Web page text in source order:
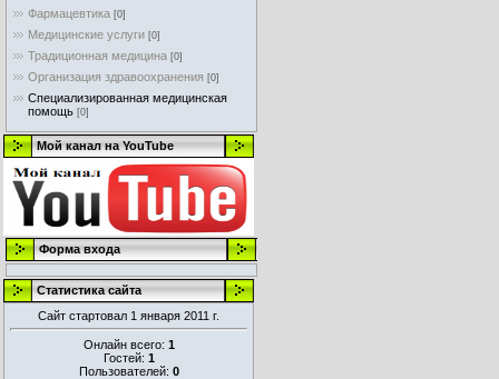
Фармацевтика [0]
Медицинские услуги [0]
Традиционная медицина [0]
Организация здравоохранения [0]
Специализированная медицинская
помощь [0]
Мой канал на YouTube
Форма входа
Статистика сайта
Сайт стартовал 1 января 2011 г.
Онлайн всего: 1
Гостей: 1
Пользователей: 0